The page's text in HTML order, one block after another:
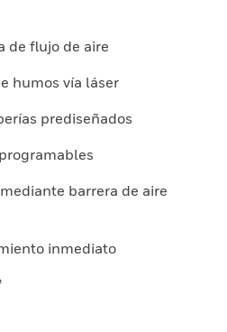
de flujo de aire
humos vía láser
prediseñados
barrera de aire
inmediato